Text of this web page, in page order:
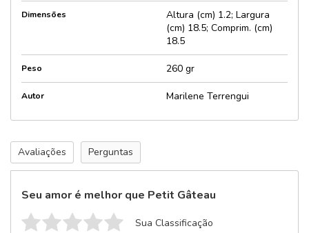
Dimensões
Altura (cm) 1.2; Largura
(cm) 18.5; Comprim. (cm)
18.5
Peso 260 gr
Autor Marilene Terrengui
Avaliações Perguntas
Seu amor é melhor que Petit Gâteau
Sua Classificação